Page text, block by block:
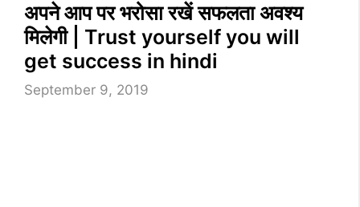
अपने आप पर भरोसा रखें सफलता अवश्य
मिलेगी | Trust yourself you will
get success in hindi
September 9, 2019